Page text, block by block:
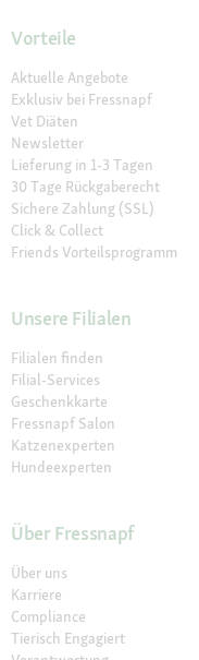
Vorteile
Aktuelle Angebote
Exklusiv bei Fressnapf
Vet Diäten
Newsletter
Lieferung in 1-3 Tagen
30 Tage Rückgaberecht
Sichere Zahlung (SSL)
Click & Collect
Friends Vorteilsprogramm
Unsere Filialen
Filialen finden
Filial-Services
Geschenkkarte
Fressnapf Salon
Katzenexperten
Hundeexperten
Über Fressnapf
Über uns
Karriere
Compliance
Tierisch Engagiert